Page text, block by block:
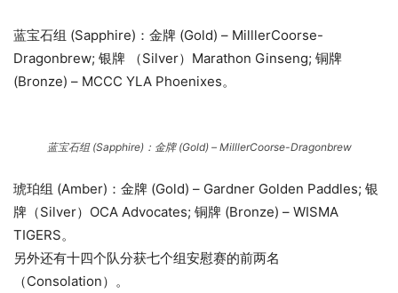
蓝宝石组 (Sapphire)：金牌 (Gold) – MilllerCoorse-
Dragonbrew; 银牌 （Silver）Marathon Ginseng; 铜牌
(Bronze) – MCCC YLA Phoenixes。
蓝宝石组 (Sapphire)：金牌 (Gold) – MilllerCoorse-Dragonbrew
琥珀组 (Amber)：金牌 (Gold) – Gardner Golden Paddles; 银
牌（Silver）OCA Advocates; 铜牌 (Bronze) – WISMA
TIGERS。
另外还有十四个队分获七个组安慰赛的前两名
（Consolation）。